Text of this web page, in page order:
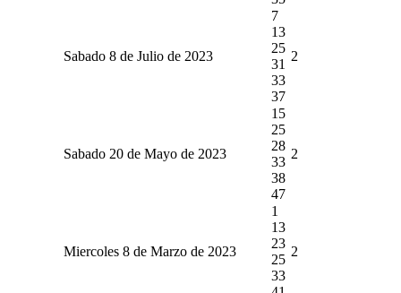
Sabado 8 de Julio de 2023
7
13
25
31
33
37
2
Sabado 20 de Mayo de 2023
15
25
28
33
38
47
2
Miercoles 8 de Marzo de 2023
1
13
23
25
33
2